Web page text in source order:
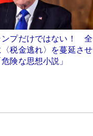
ンプだけではない！ 全
〈税金逃れ〉を蔓延させ
険な思想小説」